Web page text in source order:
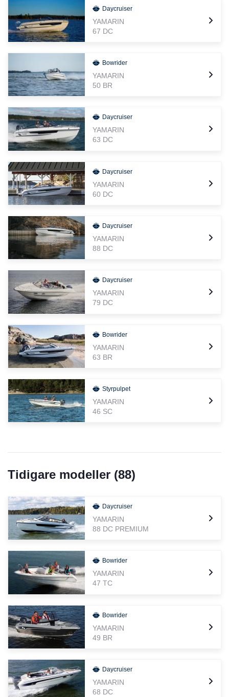
Daycruiser
YAMARIN
67 DC
Bowrider
YAMARIN
50 BR
Daycruiser
YAMARIN
63 DC
Daycruiser
YAMARIN
60 DC
Daycruiser
YAMARIN
88 DC
Daycruiser
YAMARIN
79 DC
Bowrider
YAMARIN
63 BR
Styrpulpet
YAMARIN
46 SC
Tidigare modeller (88)
Daycruiser
YAMARIN
88 DC PREMIUM
Bowrider
YAMARIN
47 TC
Bowrider
YAMARIN
49 BR
Daycruiser
YAMARIN
68 DC